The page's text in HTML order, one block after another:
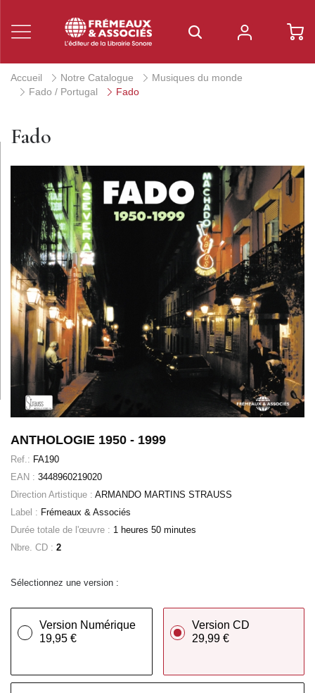
Accueil Notre Catalogue
Musiques du monde
Fado / Portugal
Fado
Fado
ANTHOLOGIE 1950 - 1999
Ref.: FA190
EAN : 3448960219020
Direction Artistique : ARMANDO MARTINS STRAUSS
Label : Frémeaux & Associés
Durée totale de l'œuvre : 1 heures 50 minutes
Nbre. CD : 2
Sélectionnez une version :
Version Numérique
19,95 €
Version CD
29,99 €